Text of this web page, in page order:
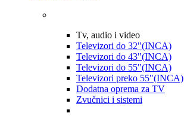
Tv, audio i video
Televizori do 32"(INCA)
Televizori do 43"(INCA)
Televizori do 55"(INCA)
Televizori preko 55"(INCA)
Dodatna oprema za TV
Zvučnici i sistemi